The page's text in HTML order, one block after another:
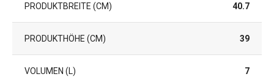
PRODUKTBREITE (CM) 40.7
PRODUKTHÖHE (CM) 39
VOLUMEN (L) 7